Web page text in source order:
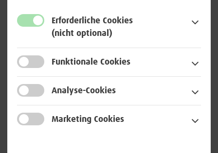
Erforderliche Cookies
(nicht optional)
Funktionale Cookies
Analyse-Cookies
Marketing Cookies
beitragen und die Innovationsbereitschaft innerhalb der
deutschen Streitkräfte fördern.
„Nach dem Konzept ‚Intrapreneurship‘ sollen sich die
Mitarbeiter eines Unternehmens so verhalten, als seien
unsere Mission, Bundeswehrangehörige zu ‚Defense
Intrapreneuren‘ zu befähigen“, beschreibt Dr. Stephan
CIHBw.